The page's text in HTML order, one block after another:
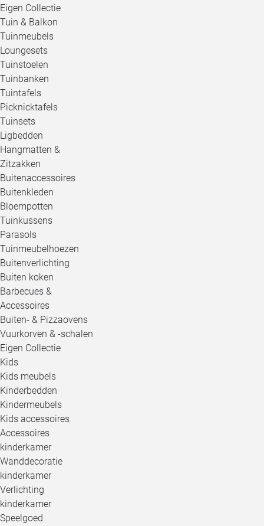
Eigen Collectie
Tuin & Balkon
Tuinmeubels
Loungesets
Tuinstoelen
Tuinbanken
Tuintafels
Picknicktafels
Tuinsets
Ligbedden
Hangmatten &
Zitzakken
Buitenaccessoires
Buitenkleden
Bloempotten
Tuinkussens
Parasols
Tuinmeubelhoezen
Buitenverlichting
Buiten koken
Barbecues &
Accessoires
Buiten- & Pizzaovens
Vuurkorven & -schalen
Eigen Collectie
Kids
Kids meubels
Kinderbedden
Kindermeubels
Kids accessoires
Accessoires
kinderkamer
Wanddecoratie
kinderkamer
Verlichting
kinderkamer
Speelgoed